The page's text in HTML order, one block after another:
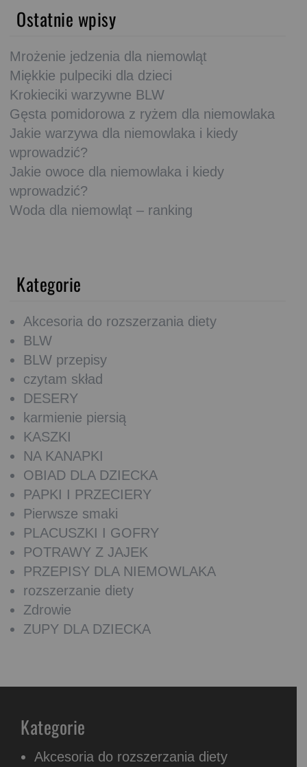
Ostatnie wpisy
Mrożenie jedzenia dla niemowląt
Miękkie pulpeciki dla dzieci
Krokieciki warzywne BLW
Gęsta pomidorowa z ryżem dla niemowlaka
Jakie warzywa dla niemowlaka i kiedy
wprowadzić?
Jakie owoce dla niemowlaka i kiedy
wprowadzić?
Woda dla niemowląt – ranking
Kategorie
Akcesoria do rozszerzania diety
BLW
BLW przepisy
czytam skład
DESERY
karmienie piersią
KASZKI
NA KANAPKI
OBIAD DLA DZIECKA
PAPKI I PRZECIERY
Pierwsze smaki
PLACUSZKI I GOFRY
POTRAWY Z JAJEK
PRZEPISY DLA NIEMOWLAKA
rozszerzanie diety
Zdrowie
ZUPY DLA DZIECKA
Kategorie
Akcesoria do rozszerzania diety